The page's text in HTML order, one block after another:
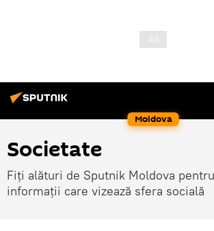
Moldova
Societate
Fiți alături de Sputnik Moldova
informații care vizează sfera socială